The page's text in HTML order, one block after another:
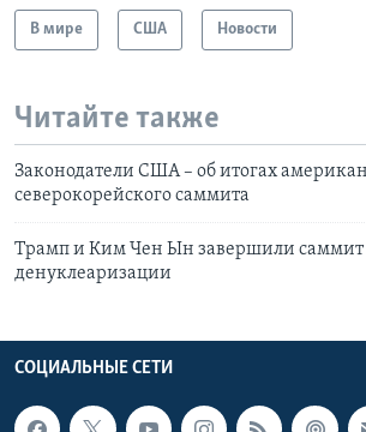
В мире США Новости
Читайте также
Законодатели США – об итогах
северокорейского саммита
Трамп и Ким Чен Ын завершили
денуклеаризации
СОЦИАЛЬНЫЕ СЕТИ